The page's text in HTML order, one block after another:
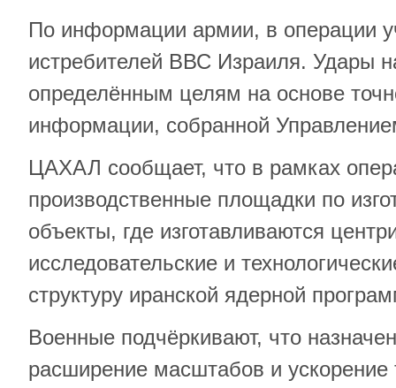
По информации армии, в операции
истребителей ВВС Израиля. Удары
определённым целям на основе
информации, собранной
ЦАХАЛ сообщает, что в рамках
производственные площадки по
объекты, где изготавливаются
исследовательские и
структуру иранской ядерной
Военные подчёркивают, что
расширение масштабов и